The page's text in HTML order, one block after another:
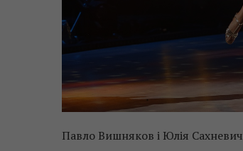
Павло Вишняков і Юлія Сахневич